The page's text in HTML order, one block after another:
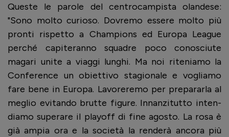
Queste le parole del centrocampista olandese:
"Sono molto curioso. Dovremo essere molto più
pronti rispetto a Cham­pions ed Europa Lea­gue
per­ché capi­te­ranno squa­dre poco cono­sciute
magari unite a viaggi lun­ghi. Ma noi rite­niamo la
Con­fe­rence un obiet­tivo sta­gio­nale e vogliamo
fare bene in Europa. Lavo­re­remo per pre­pa­rarla al
meglio evi­tando brutte figure. Innan­zi­tutto inten­
diamo supe­rare il playoff di fine ago­sto. La rosa è
già ampia ora e la società la ren­derà ancora più